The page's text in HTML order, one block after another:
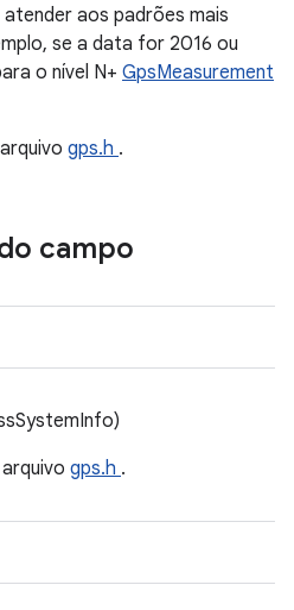
aos padrões mais
se a data for 2016 ou
o nível N+ GpsMeasurement
gps.h .
campo
gps.h .